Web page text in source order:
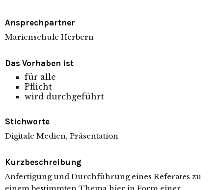
Ansprechpartner
Marienschule Herbern
Das Vorhaben ist
für alle
Pflicht
wird durchgeführt
Stichworte
Digitale Medien, Präsentation
Kurzbeschreibung
Anfertigung und Durchführung eines Referates zu